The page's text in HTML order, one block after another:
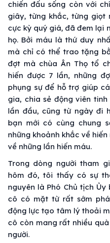
chiến đấu sống còn với
giây, từng khắc, từng
cực kỳ quý giá, đã đem lại
họ. Bởi máu là thứ duy
mà chỉ có thể trao tặng
đợt mà chùa Ân Thọ tổ
hiến được 7 lần, những
phụng sự để hỗ trợ giúp
gia, chia sẻ động viên
lần đầu, cũng từ ngày đi
bạn mới có cùng chung
những khoảnh khắc về
về những lần hiến máu.
Trong dòng người tham
hôm đó, tôi thấy có sự
nguyên là Phó Chủ tịch
cô có mặt từ rất sớm
động lực tạo tâm lý thoải
cô còn mang rất nhiều
người.